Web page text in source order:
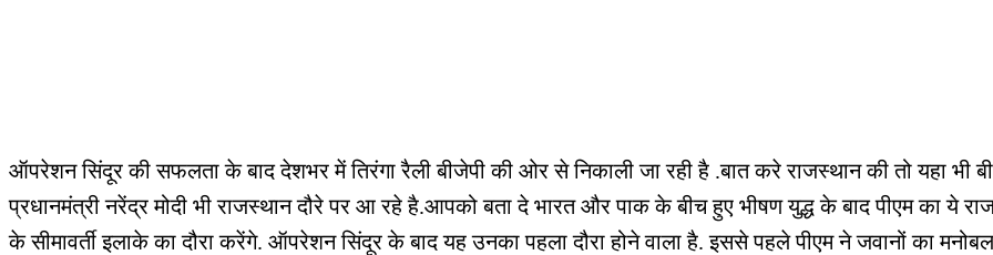
ऑपरेशन सिंदूर की सफलता के बाद देशभर में तिरंगा रैली बीजेपी की ओर से निकाली जा रही है .बात करे राजस्थान की तो यहा भी
प्रधानमंत्री नरेंद्र मोदी भी राजस्थान दौरे पर आ रहे है.आपको बता दे भारत और पाक के बीच हुए भीषण युद्ध के बाद पीएम का ये
के सीमावर्ती इलाके का दौरा करेंगे. ऑपरेशन सिंदूर के बाद यह उनका पहला दौरा होने वाला है. इससे पहले पीएम ने जवानों का